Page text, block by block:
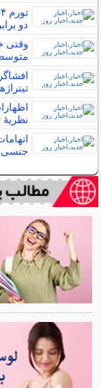
دو
وقتی
متوسط
نظریهٔ
جنسی